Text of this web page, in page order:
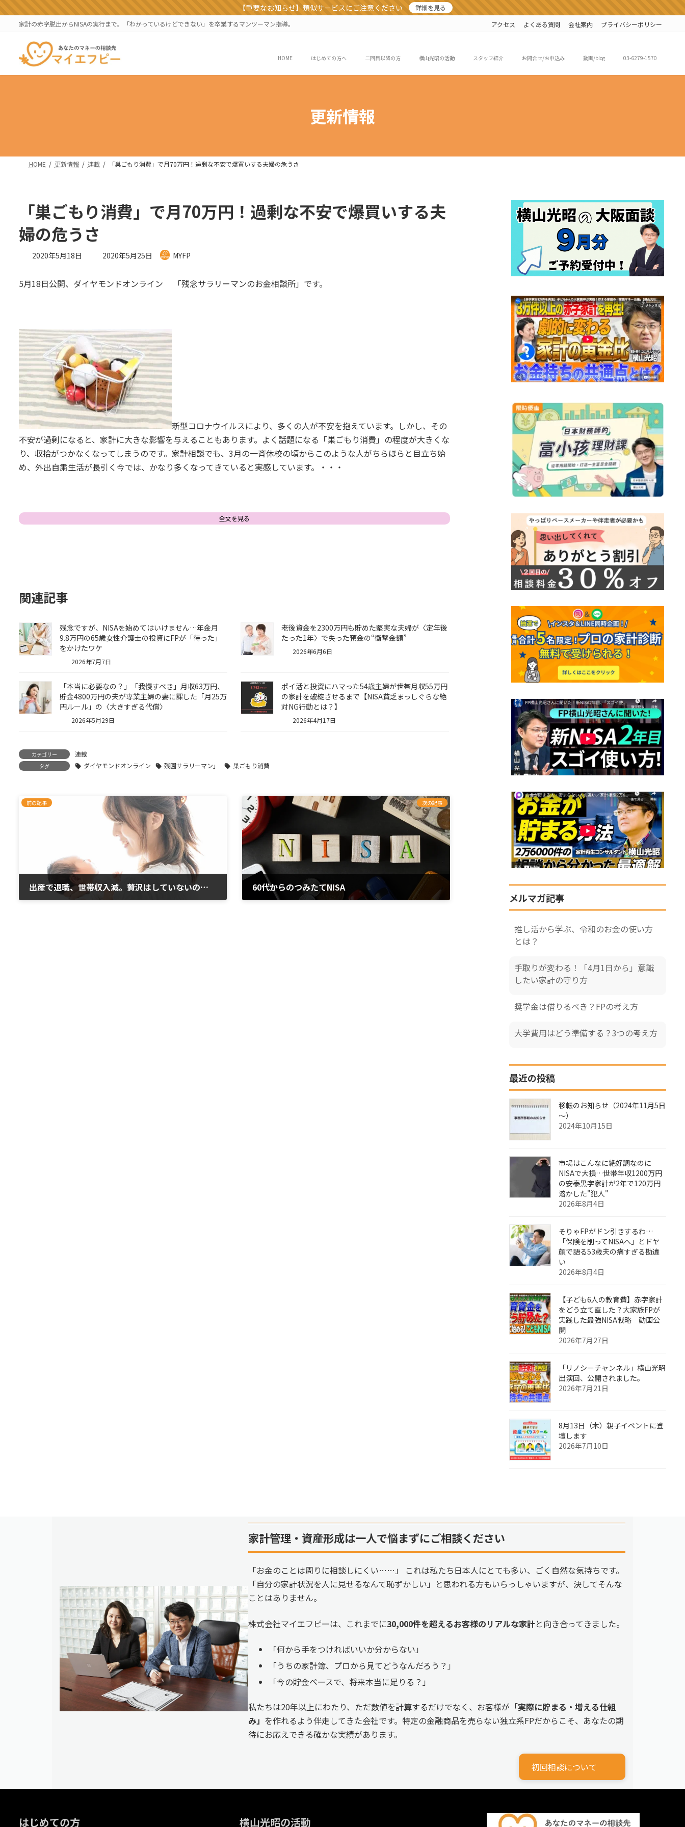
ン
ス
ビ
ン
【重要なお知らせ】類似サービスにご注意ください
詳細を見る
家計の赤字脱出からNISAの実行まで。「わかっているけどできない」を卒業するマンツーマン指導。
アクセス よくある質問 会社案内 プライバシーポリシー
HOME はじめての方へ 二回目以降の方 横山光昭の活動 スタッフ紹介 お問合せ/お申込み 動画/blog 03-6279-1570
更新情報
HOME 更新情報 連載 「巣ごもり消費」で月70万円！過剰な不安で爆買いする夫婦の危うさ
「巣ごもり消費」で月70万円！過剰な不安で爆買いする夫
婦の危うさ
2020年5月18日
最
新
2020年5月25日 MYFP
5月18日公開、ダイヤモンドオンライン 「残念サラリーマンのお金相談所」です。
新型コロナウイルスにより、多くの人が不安を抱えています。しかし、その
不安が過剰になると、家計に大きな影響を与えることもあります。よく話題になる「巣ごもり消費」の程度が大きくな
り、収拾がつかなくなってしまうのです。家計相談でも、3月の一斉休校の頃からこのような人がちらほらと目立ち始
め、外出自粛生活が長引く今では、かなり多くなってきていると実感しています。・・・
全文を見る
関連記事
残念ですが、NISAを始めてはいけません…年金月
9.8万円の65歳女性介護士の投資にFPが「待った」
をかけたワケ
2026年7月7日
老後資金を2300万円も貯めた堅実な夫婦が〈定年後
たった1年〉で失った預金の“衝撃金額”
2026年6月6日
「本当に必要なの？」「我慢すべき」月収63万円、
貯金4800万円の夫が専業主婦の妻に課した「月25万
円ルール」の〈大きすぎる代償〉
2026年5月29日
ポイ活と投資にハマった54歳主婦が世帯月収55万円
の家計を破綻させるまで【NISA貧乏まっしぐらな絶
対NG行動とは？】
2026年4月17日
カテゴリー 連載
タグ ダイヤモンドオンライン 残園サラリーマン」 巣ごもり消費
前の記事
出産で退職、世帯収入減。贅沢はしていないのに毎月赤字に…
次の記事
60代からのつみたてNISA
メルマガ記事
推し活から学ぶ、令和のお金の使い方
とは？
手取りが変わる！「4月1日から」意識
したい家計の守り方
奨学金は借りるべき？FPの考え方
大学費用はどう準備する？3つの考え方
最近の投稿
移転のお知らせ（2024年11月5日
～）
2024年10月15日
市場はこんなに絶好調なのに
NISAで大損…世帯年収1200万円
の安泰黒字家計が2年で120万円
溶かした"犯人"
2026年8月4日
そりゃFPがドン引きするわ…
「保険を削ってNISAへ」とドヤ
顔で語る53歳夫の痛すぎる勘違
い
2026年8月4日
【子ども6人の教育費】赤字家計
をどう立て直した？大家族FPが
実践した最強NISA戦略 動画公
開
2026年7月27日
「リノシーチャンネル」横山光昭
出演回、公開されました。
2026年7月21日
8月13日（木）親子イベントに登
壇します
2026年7月10日
家計管理・資産形成は一人で悩まずにご相談ください
「お金のことは周りに相談しにくい……」 これは私たち日本人にとても多い、ごく自然な気持ちです。
「自分の家計状況を人に見せるなんて恥ずかしい」と思われる方もいらっしゃいますが、決してそんな
ことはありません。
株式会社マイエフピーは、これまでに30,000件を超えるお客様のリアルな家計と向き合ってきました。
「何から手をつければいいか分からない」
「うちの家計簿、プロから見てどうなんだろう？」
「今の貯金ペースで、将来本当に足りる？」
私たちは20年以上にわたり、ただ数値を計算するだけでなく、お客様が 「実際に貯まる・増える仕組
み」 を作れるよう伴走してきた会社です。特定の金融商品を売らない独立系FPだからこそ、あなたの期
待にお応えできる確かな実績があります。
初回相談について
はじめての方 横山光昭の活動